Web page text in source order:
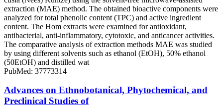
extraction (MAE) method. The obtained bioactive components were
analyzed for total phenolic content (TPC) and active ingredient
content. The Hom extracts were examined for antioxidant,
antibacterial, anti-inflammatory, cytotoxic, and anticancer activities.
The comparative analysis of extraction methods MAE was studied
by using different solvents such as ethanol (EtOH), 50% ethanol
(50EtOH) and distilled wat
PubMed: 37773314
Advances on Ethnobotanical, Phytochemical, and
Preclinical Studies of